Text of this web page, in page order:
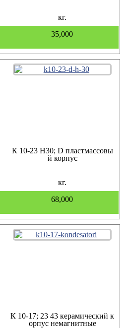
кг.
35,000
К 10-23 Н30; D пластмассовы
й корпус
кг.
68,000
К 10-17; 23 43 керамический к
орпус немагнитные